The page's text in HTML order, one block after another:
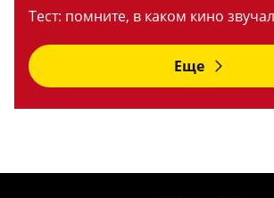
Тест: помните, в каком кино
Еще